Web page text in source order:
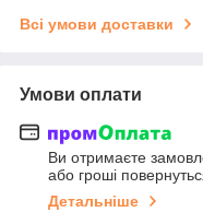
Всі умови доставки
Умови оплати
Ви отримаєте
або гроші
Детальніше